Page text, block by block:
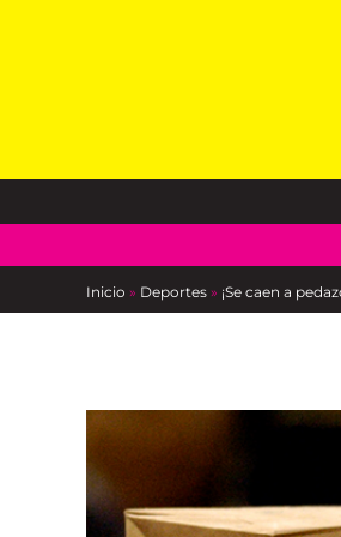
Inicio » Deportes » ¡Se caen a